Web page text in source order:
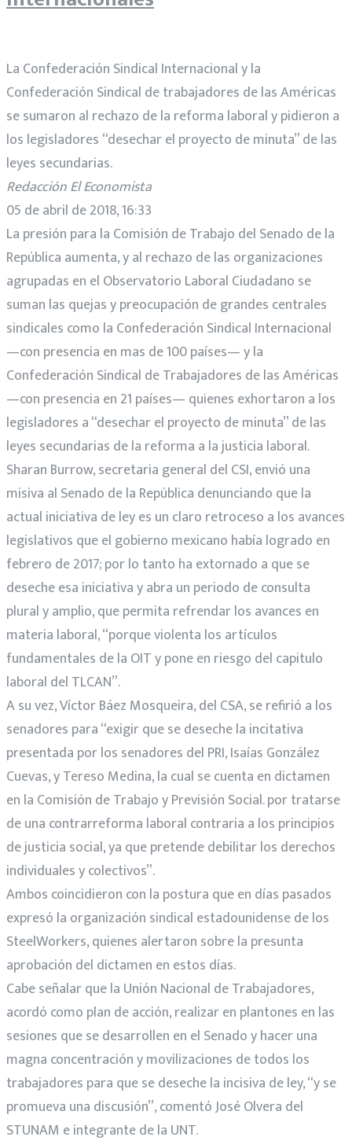
La Confederación Sindical Internacional y la
Confederación Sindical de trabajadores de las Américas
se sumaron al rechazo de la reforma laboral y pidieron a
los legisladores “desechar el proyecto de minuta” de las
leyes secundarias.
Redacción El Economista
05 de abril de 2018, 16:33
La presión para la Comisión de Trabajo del Senado de la
República aumenta, y al rechazo de las organizaciones
agrupadas en el Observatorio Laboral Ciudadano se
suman las quejas y preocupación de grandes centrales
sindicales como la Confederación Sindical Internacional
—con presencia en mas de 100 países— y la
Confederación Sindical de Trabajadores de las Américas
—con presencia en 21 países— quienes exhortaron a los
legisladores a “desechar el proyecto de minuta” de las
leyes secundarias de la reforma a la justicia laboral.
Sharan Burrow, secretaria general del CSI, envió una
misiva al Senado de la República denunciando que la
actual iniciativa de ley es un claro retroceso a los avances
legislativos que el gobierno mexicano había logrado en
febrero de 2017; por lo tanto ha extornado a que se
deseche esa iniciativa y abra un periodo de consulta
plural y amplio, que permita refrendar los avances en
materia laboral, “porque violenta los artículos
fundamentales de la OIT y pone en riesgo del capitulo
laboral del TLCAN”.
A su vez, Víctor Báez Mosqueira, del CSA, se refirió a los
senadores para “exigir que se deseche la incitativa
presentada por los senadores del PRI, Isaías González
Cuevas, y Tereso Medina, la cual se cuenta en dictamen
en la Comisión de Trabajo y Previsión Social. por tratarse
de una contrarreforma laboral contraria a los principios
de justicia social, ya que pretende debilitar los derechos
individuales y colectivos”.
Ambos coincidieron con la postura que en días pasados
expresó la organización sindical estadounidense de los
SteelWorkers, quienes alertaron sobre la presunta
aprobación del dictamen en estos días.
Cabe señalar que la Unión Nacional de Trabajadores,
acordó como plan de acción, realizar en plantones en las
sesiones que se desarrollen en el Senado y hacer una
magna concentración y movilizaciones de todos los
trabajadores para que se deseche la incisiva de ley, “y se
promueva una discusión”, comentó José Olvera del
STUNAM e integrante de la UNT.